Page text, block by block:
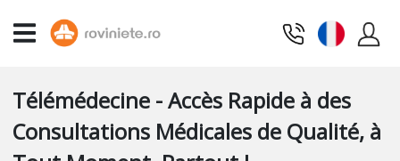
Télémédecine - Accès Rapide à des
Consultations Médicales de Qualité, à